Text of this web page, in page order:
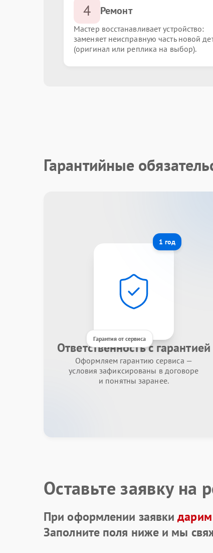
4 Ремонт
Мастер восстанавливает устройство:
заменяет неисправную часть новой
(оригинал или реплика на выбор).
Гарантийные
1 год
Гарантия от сервиса
Ответственность с гарантией
Оформляем гарантию сервиса —
условия зафиксированы в договоре
и понятны заранее.
Оставьте заявку на
При оформлении заявки
Заполните поля ниже и мы